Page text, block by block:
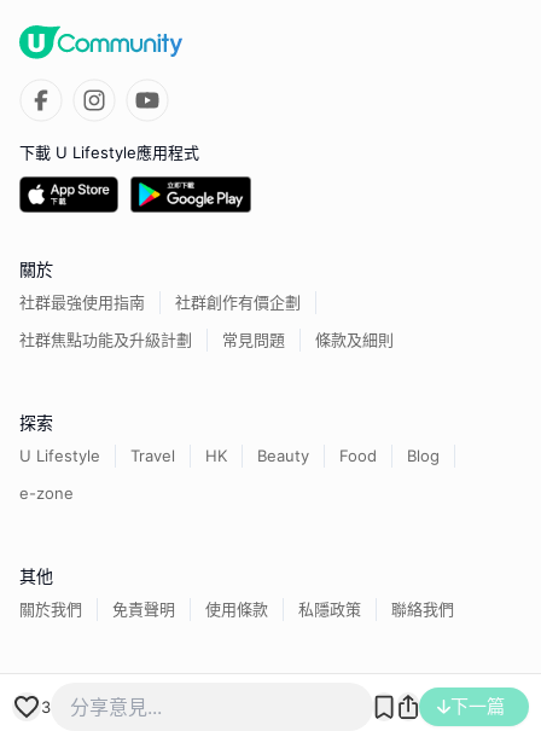
3 下一篇
下載 U Lifestyle應用程式
關於
社群最強使用指南
社群創作有價企劃
社群焦點功能及升級計劃
常見問題 條款及細則
探索
U Lifestyle Travel HK Beauty Food
Blog
e-zone
其他
關於我們 免責聲明 使用條款 私隱政策 聯絡我們
香港經濟日報版權所有©